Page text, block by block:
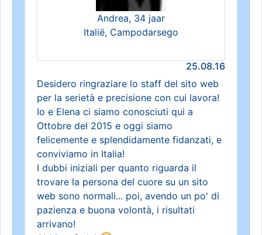
Andrea, 34 jaar
Italië, Campodarsego
25.08.16
Desidero ringraziare lo staff del sito web
per la serietà e precisione con cui lavora!
Io e Elena ci siamo conosciuti qui a
Ottobre del 2015 e oggi siamo
felicemente e splendidamente fidanzati, e
conviviamo in Italia!
I dubbi iniziali per quanto riguarda il
trovare la persona del cuore su un sito
web sono normali... poi, avendo un po' di
pazienza e buona volontà, i risultati
arrivano!